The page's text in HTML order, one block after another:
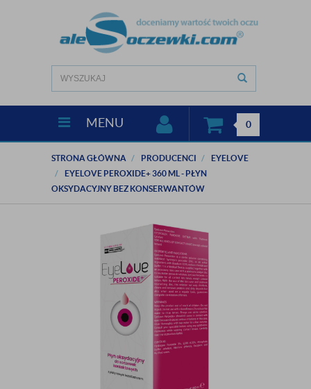
MENU 0
STRONA GŁÓWNA PRODUCENCI
EYELOVE
EYELOVE PEROXIDE+ 360 ML - PŁYN
OKSYDACYJNY BEZ KONSERWANTÓW